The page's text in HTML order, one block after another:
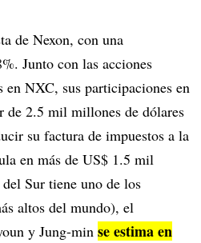
de Nexon, con una
Junto con las acciones
en NXC, sus participaciones en
de 2.5 mil millones de dólares
su factura de impuestos a la
en más de US$ 1.5 mil
Sur tiene uno de los
altos del mundo), el
y Jung-min se estima en